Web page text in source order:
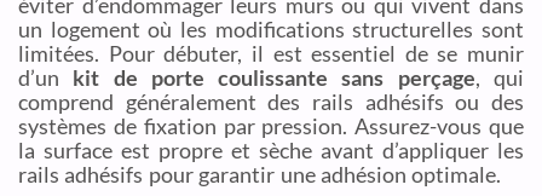
un logement où les modifications structurelles sont
limitées. Pour débuter, il est essentiel de se munir
d’un kit de porte coulissante sans perçage, qui
comprend généralement des rails adhésifs ou des
systèmes de fixation par pression. Assurez-vous que
la surface est propre et sèche avant d’appliquer les
rails adhésifs pour garantir une adhésion optimale.